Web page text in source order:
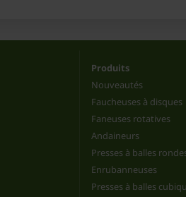
Produits
Nouveautés
Faucheuses à disques
Faneuses rotatives
Andaineurs
Presses à balles
Enrubanneuses
Presses à balles